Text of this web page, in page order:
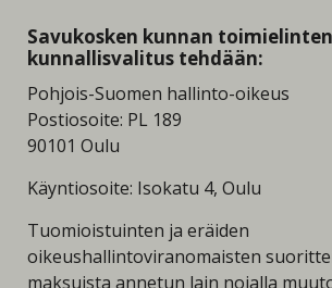
Savukosken kunnan
kunnallisvalitus tehdään:
Pohjois-Suomen hallinto-oikeus
Postiosoite: PL 189
90101 Oulu
Käyntiosoite: Isokatu 4, Oulu
Tuomioistuinten ja eräiden
oikeushallintoviranomaisten
maksuista annetun lain nojalla